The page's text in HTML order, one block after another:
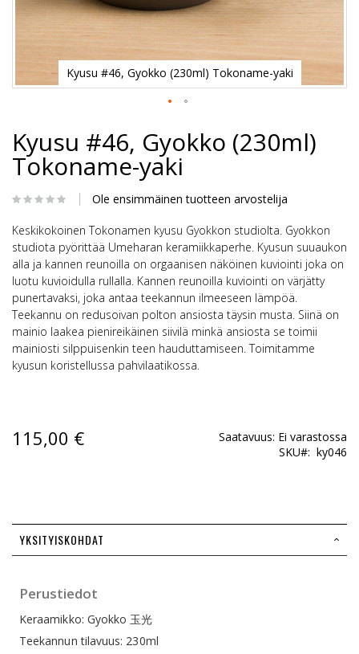
Kyusu #46, Gyokko (230ml) Tokoname-yaki
to
the
beginning
of
the
images
Kyusu #46, Gyokko (230ml)
Tokoname-yaki
Ole ensimmäinen tuotteen arvostelija
Keskikokoinen Tokonamen kyusu Gyokkon studiolta. Gyokkon
studiota pyörittää Umeharan keramiikkaperhe. Kyusun suuaukon
alla ja kannen reunoilla on orgaanisen näköinen kuviointi joka on
luotu kuvioidulla rullalla. Kannen reunoilla kuviointi on värjätty
punertavaksi, joka antaa teekannun ilmeeseen lämpöä.
Teekannu on redusoivan polton ansiosta täysin musta. Siinä on
mainio laakea pienireikäinen siivilä minkä ansiosta se toimii
mainiosti silppuisenkin teen hauduttamiseen. Toimitamme
kyusun koristellussa pahvilaatikossa.
115,00 € Saatavuus: Ei varastossa
SKU
ky046
YKSITYISKOHDAT
Perustiedot
Keraamikko: Gyokko 玉光
Teekannun tilavuus: 230ml